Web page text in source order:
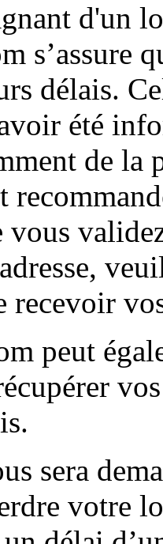
d'un
s’assure
délais.
été
de
vous
recevoir
peut
sera
votre